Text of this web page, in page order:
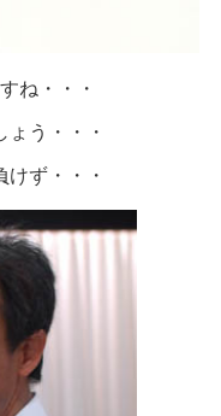
ね・・・
う・・・
ず・・・